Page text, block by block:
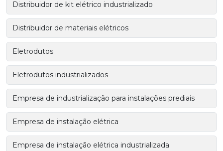
Distribuidor de kit elétrico industrializado
Distribuidor de materiais elétricos
Eletrodutos
Eletrodutos industrializados
Empresa de industrialização para instalações prediais
Empresa de instalação elétrica
Empresa de instalação elétrica industrializada